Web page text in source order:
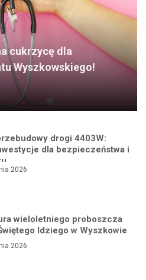
cukrzycę dla
Wyszkowskiego!
drogi 4403W:
dla bezpieczeństwa i
2026
wieloletniego proboszcza
Idziego w Wyszkowie
2026